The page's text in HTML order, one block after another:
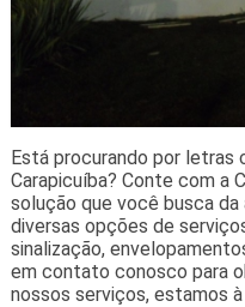
Está procurando por letras
Carapicuíba? Conte com a
solução que você busca da
diversas opções de
sinalização,
em contato conosco para
nossos serviços, estamos